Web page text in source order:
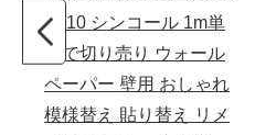
LP10 シンコール 1m単
位で切り売り ウォール
ペーパー 壁用 おしゃれ
模様替え 貼り替え リメ